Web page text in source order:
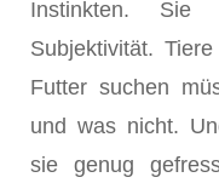
Instinkten.
Subjektivität.
Futter suchen
und was nicht.
sie genug